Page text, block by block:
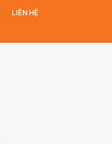
LIÊN HỆ